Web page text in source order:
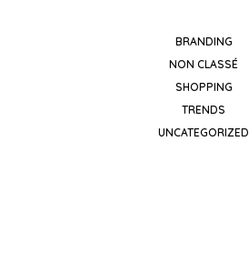
BRANDING
NON CLASSÉ
SHOPPING
TRENDS
UNCATEGORIZED